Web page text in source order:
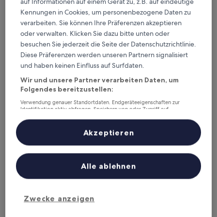
4.0-
Sterne-
Unterkunft
Sakai-ku, 1,7 km von Bahnhof Sakaihigashi entfernt
8.8
von
10,
Hervorragend,
(1.007
Bewertungen)
8,8/10 Hervorragend (1.007 Bewertungen)
Preis
beträgt
51 €
9. Aug.–10. Aug.
4.0-
Daiwa Roynet Hotel Sakaihigashi
auf Informationen auf einem Gerät zu, z.B. auf eindeutige
Kennungen in Cookies, um personenbezogene Daten zu
verarbeiten. Sie können Ihre Präferenzen akzeptieren
oder verwalten. Klicken Sie dazu bitte unten oder
besuchen Sie jederzeit die Seite der Datenschutzrichtlinie.
Diese Präferenzen werden unseren Partnern signalisiert
und haben keinen Einfluss auf Surfdaten.
Wir und unsere Partner verarbeiten Daten, um
Folgendes bereitzustellen:
Verwendung genauer Standortdaten. Endgeräteeigenschaften zur
Identifikation aktiv abfragen. Speichern von oder Zugriff auf
Inhalte, Messung von Werbeleistung und der Performance von Inhalten,
Zielgruppenforschung sowie Entwicklung und Verbesserung von
Liste der Partner (Lieferanten)
Zwecke anzeigen
Alle ablehnen
Akzeptieren